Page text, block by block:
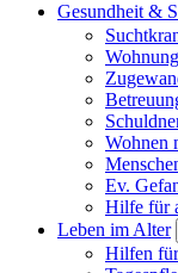
Gesundheit &
Wohnen
Ev.
Hilfe für
Leben im Alter
Hilfen